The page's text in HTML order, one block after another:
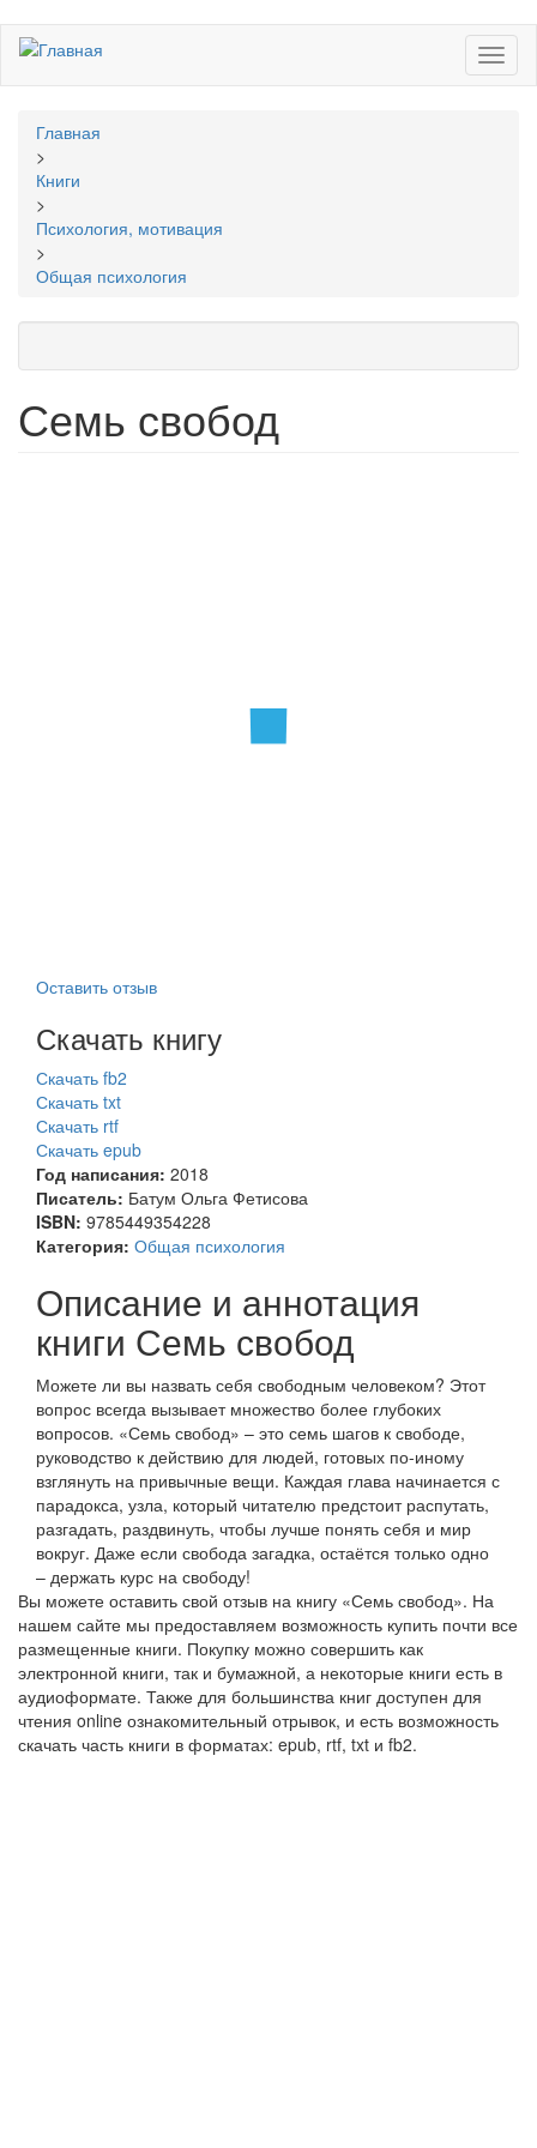
Перейти
основному
Вы
здесь
Главная
>
Книги
>
Психология, мотивация
>
Общая психология
Семь свобод
Оставить отзыв
Скачать книгу
Скачать fb2
Скачать txt
Скачать rtf
Скачать epub
Год написания: 2018
Писатель: Батум Ольга Фетисова
ISBN: 9785449354228
Категория: Общая психология
Описание и аннотация
книги Семь свобод
Можете ли вы назвать себя свободным человеком? Этот
вопрос всегда вызывает множество более глубоких
вопросов. «Семь свобод» – это семь шагов к свободе,
руководство к действию для людей, готовых по-иному
взглянуть на привычные вещи. Каждая глава начинается с
парадокса, узла, который читателю предстоит распутать,
разгадать, раздвинуть, чтобы лучше понять себя и мир
вокруг. Даже если свобода загадка, остаётся только одно
– держать курс на свободу!
Вы можете оставить свой отзыв на книгу «Семь свобод». На
нашем сайте мы предоставляем возможность купить почти все
размещенные книги. Покупку можно совершить как
электронной книги, так и бумажной, а некоторые книги есть в
аудиоформате. Также для большинства книг доступен для
чтения online ознакомительный отрывок, и есть возможность
скачать часть книги в форматах: epub, rtf, txt и fb2.